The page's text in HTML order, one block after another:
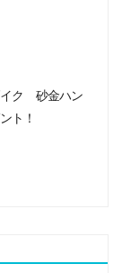
イク 砂金ハン
ト！